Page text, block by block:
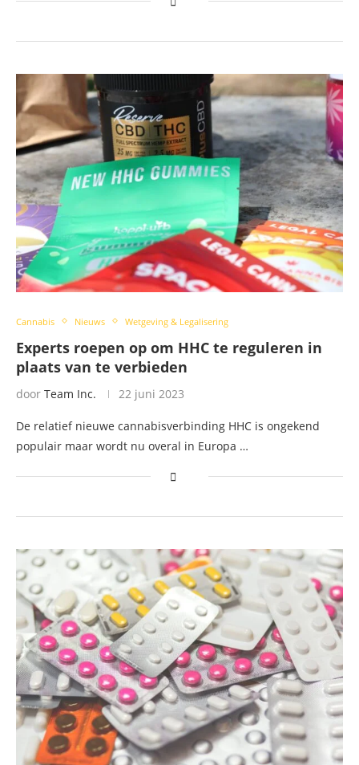
Cannabis Nieuws Wetgeving & Legalisering
Experts roepen op om HHC te reguleren in
plaats van te verbieden
door Team Inc. 22 juni 2023
De relatief nieuwe cannabisverbinding HHC is ongekend
populair maar wordt nu overal in Europa …